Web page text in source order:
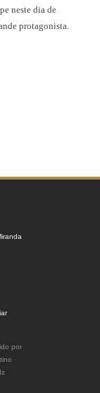
neste dia de
protagonista.
por